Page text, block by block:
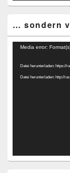
… sondern
Video-
Media error:
Datei herunterladen: https://
Datei herunterladen: http://